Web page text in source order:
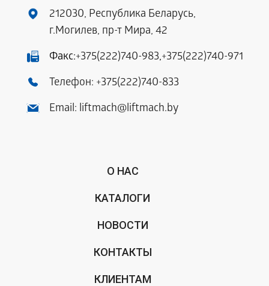
212030, Республика Беларусь,
г.Могилев, пр-т Мира, 42
Факс:+375(222)740-983,+375(222)740-971
Телефон: +375(222)740-833
Email: liftmach@liftmach.by
О НАС
КАТАЛОГИ
НОВОСТИ
КОНТАКТЫ
КЛИЕНТАМ